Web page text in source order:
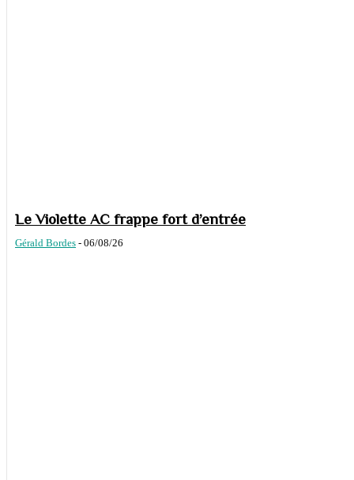
Le Violette AC frappe fort d’entrée
Gérald Bordes - 06/08/26